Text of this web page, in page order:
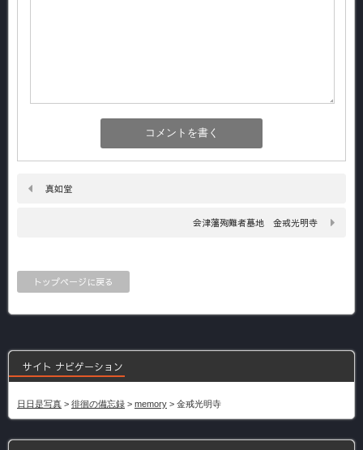
真如堂
会津藩殉難者墓地 金戒光明寺
トップページに戻る
サイト ナビゲーション
日日是写真 > 徘徊の備忘録 > memory > 金戒光明寺